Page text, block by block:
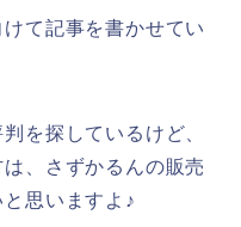
て記事を書かせてい
を探しているけど、
、さずかるんの販売
思いますよ♪